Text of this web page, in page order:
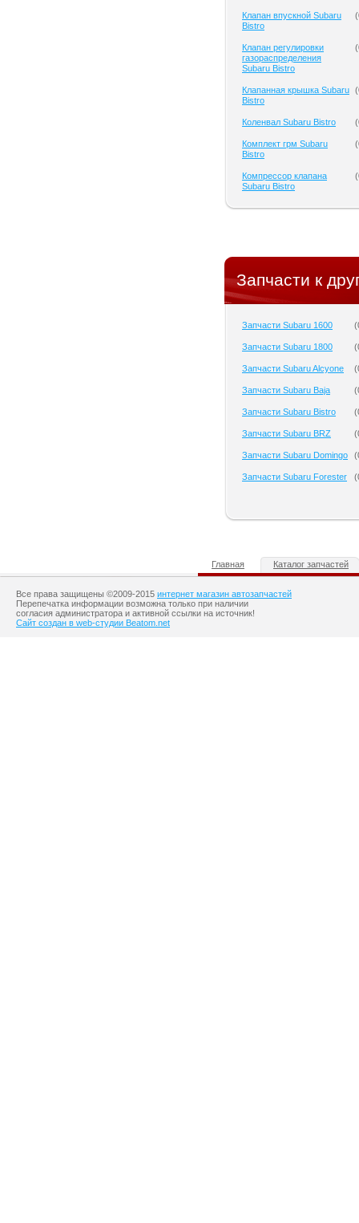
Клапан впускной Subaru
Bistro
(
Клапан регулировки
газораспределения
Subaru Bistro
(
Клапанная крышка Subaru
Bistro
(
Коленвал Subaru Bistro (
Комплект грм Subaru
Bistro
(
Компрессор клапана
Subaru Bistro
(
Запчасти к
Запчасти Subaru 1600 (
Запчасти Subaru 1800 (
Запчасти Subaru Alcyone (
Запчасти Subaru Baja (
Запчасти Subaru Bistro (
Запчасти Subaru BRZ (
Запчасти Subaru Domingo (
Запчасти Subaru Forester (
Главная Каталог запчастей
Все права защищены ©2009-2015 интернет магазин автозапчастей
Перепечатка информации возможна только при наличии
согласия администратора и активной ссылки на источник!
Сайт создан в web-студии Beatom.net